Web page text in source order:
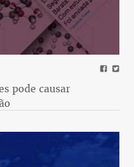
pode causar